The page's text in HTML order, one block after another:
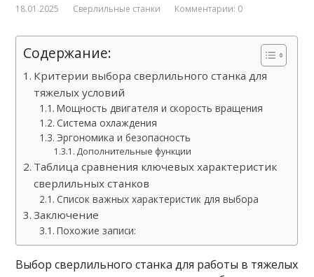
18.01.2025 Сверлильные станки Комментарии: 0
Содержание:
Критерии выбора сверлильного станка для
тяжелых условий
Мощность двигателя и скорость вращения
Система охлаждения
Эргономика и безопасность
Дополнительные функции
Таблица сравнения ключевых характеристик
сверлильных станков
Список важных характеристик для выбора
Заключение
Похожие записи:
Выбор сверлильного станка для работы в тяжелых